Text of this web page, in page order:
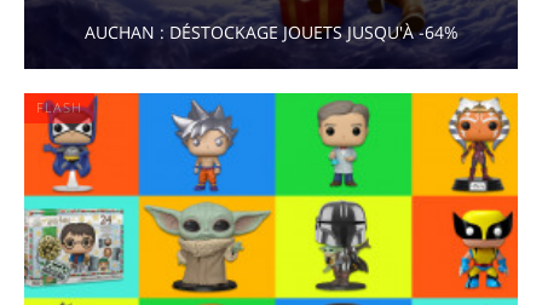
AUCHAN : DÉSTOCKAGE JOUETS JUSQU'À -64%
FLASH